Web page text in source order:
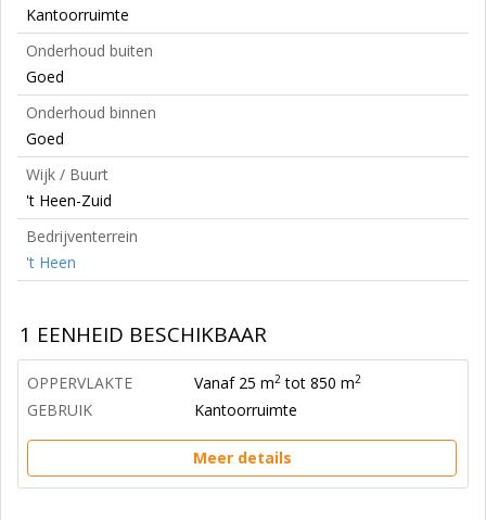
Kantoorruimte
Onderhoud buiten
Goed
Onderhoud binnen
Goed
Wijk / Buurt
't Heen-Zuid
Bedrijventerrein
't Heen
1 EENHEID BESCHIKBAAR
OPPERVLAKTE Vanaf 25 m2 tot 850 m2
GEBRUIK Kantoorruimte
Meer details